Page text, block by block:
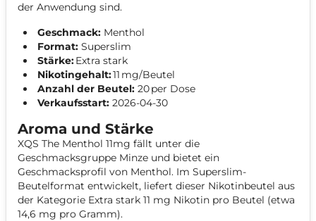
der Anwendung sind.
Geschmack: Menthol
Format: Superslim
Stärke:Extra stark
Nikotingehalt:11 mg/Beutel
Anzahl der Beutel: 20 per Dose
Verkaufsstart: 2026-04-30
Aroma und Stärke
XQS The Menthol 11mg fällt unter die
Geschmacksgruppe Minze und bietet ein
Geschmacksprofil von Menthol. Im Superslim-
Beutelformat entwickelt, liefert dieser Nikotinbeutel aus
der Kategorie Extra stark 11 mg Nikotin pro Beutel (etwa
14,6 mg pro Gramm).